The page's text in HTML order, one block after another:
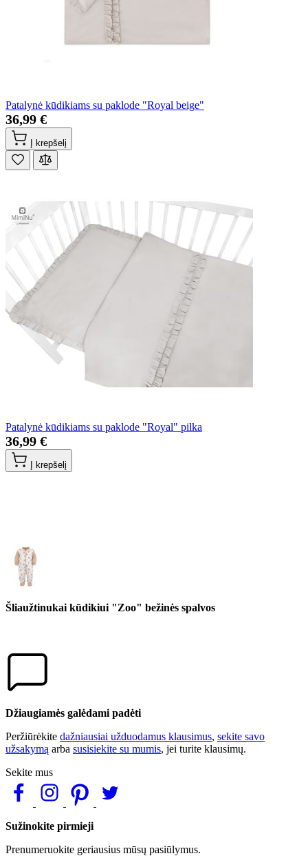
Patalynė kūdikiams su paklode "Royal beige"
36,99 €
Į krepšelį
Patalynė kūdikiams su paklode "Royal" pilka
36,99 €
Į krepšelį
Šliaužtinukai kūdikiui "Zoo" bežinės spalvos
Džiaugiamės galėdami padėti
Peržiūrėkite dažniausiai užduodamus klausimus, sekite savo
užsakymą arba susisiekite su mumis, jei turite klausimų.
Sekite mus
Sužinokite pirmieji
Prenumeruokite geriausius mūsų pasiūlymus.